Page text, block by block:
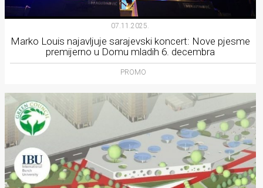
07.11.2025.
Marko Louis najavljuje sarajevski koncert: Nove pjesme
premijerno u Domu mladih 6. decembra
PROMO